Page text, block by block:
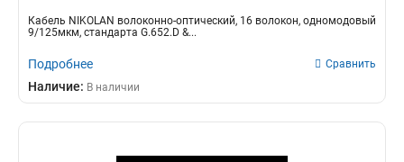
Кабель NIKOLAN волоконно-оптический, 16 волокон, одномодовый
9/125мкм, стандарта G.652.D &...
Подробнее Сравнить
Наличие: В наличии